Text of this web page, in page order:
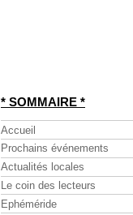
* SOMMAIRE *
Accueil
Prochains événements
Actualités locales
Le coin des lecteurs
Ephéméride